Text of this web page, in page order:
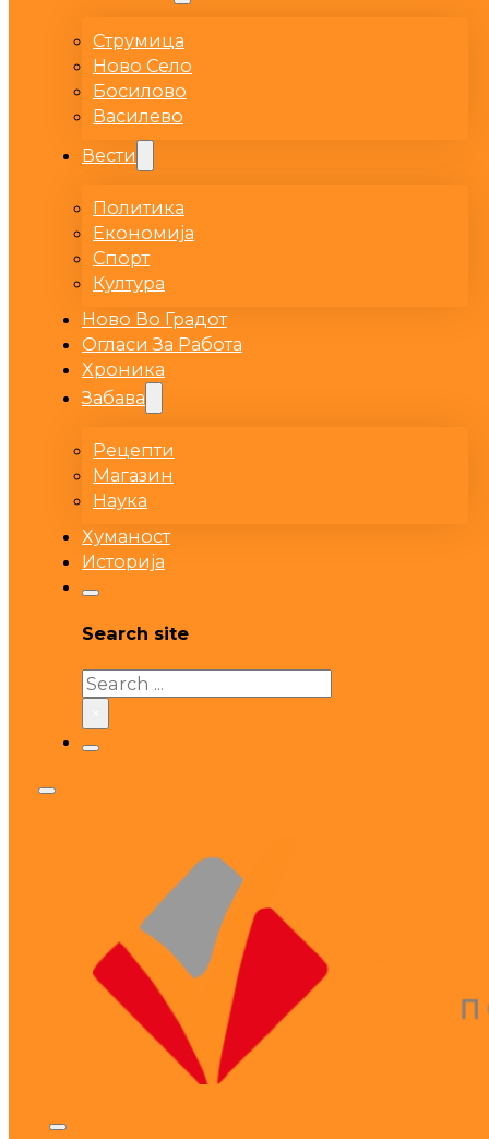
Струмица
Ново Село
Босилово
Василево
Вести
Политика
Економија
Спорт
Култура
Ново Во Градот
Огласи За Работа
Хроника
Забава
Рецепти
Магазин
Наука
Хуманост
Историја
Search site
Search